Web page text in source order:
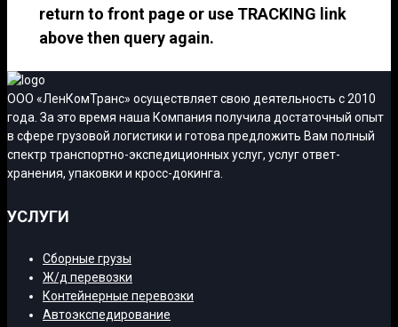
return to front page or use TRACKING link
above then query again.
ООО «ЛенКомТранс» осуществляет свою деятельность с 2010
года. За это время наша Компания получила достаточный опыт
в сфере грузовой логистики и готова предложить Вам полный
спектр транспортно-экспедиционных услуг, услуг ответ-
хранения, упаковки и кросс-докинга.
УСЛУГИ
Сборные грузы
Ж/д перевозки
Контейнерные перевозки
Автоэкспедирование